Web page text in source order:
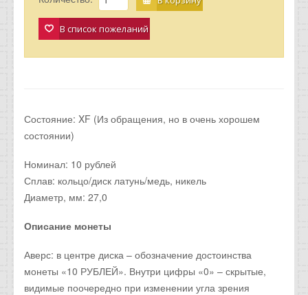
В список пожеланий
Состояние: XF (Из обращения, но в очень хорошем
состоянии)
Номинал: 10 рублей
Сплав: кольцо/диск латунь/медь, никель
Диаметр, мм: 27,0
Описание монеты
Аверс: в центре диска – обозначение достоинства
монеты «10 РУБЛЕЙ». Внутри цифры «0» – скрытые,
видимые поочередно при изменении угла зрения